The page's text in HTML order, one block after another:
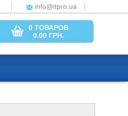
info@itpro.ua
0 ТОВАРОВ
0.00 ГРН.